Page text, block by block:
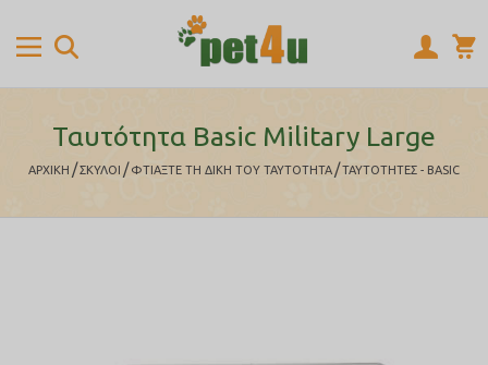
Ταυτότητα Basic Military Large
ΑΡΧΙΚΉ /ΣΚΥΛΟΙ / ΦΤΙΆΞΤΕ ΤΗ ΔΙΚΉ ΤΟΥ ΤΑΥΤΌΤΗΤΑ /ΤΑΥΤΟΤΗΤΕΣ - BASIC